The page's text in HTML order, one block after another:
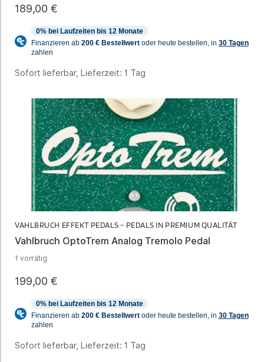
189,00 €
Sofort lieferbar, Lieferzeit: 1 Tag
VAHLBRUCH EFFEKT PEDALS - PEDALS IN PREMIUM QUALITÄT
Vahlbruch OptoTrem Analog Tremolo Pedal
1 vorrätig
199,00 €
Sofort lieferbar, Lieferzeit: 1 Tag